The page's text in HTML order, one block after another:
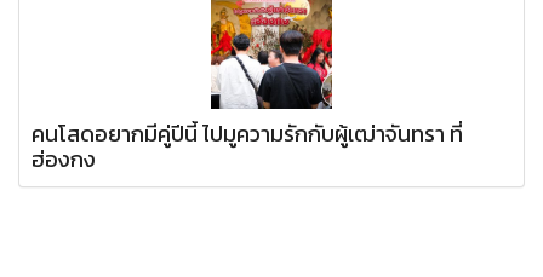
คนโสดอยากมีคู่ปีนี้ ไปมูความรักกับผู้เฒ่าจันทรา ที่
ฮ่องกง